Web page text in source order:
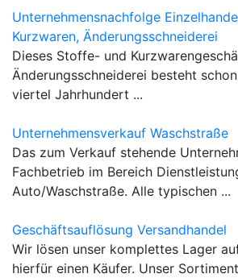
Unternehmensnachfolge
Kurzwaren, Änderungsschneiderei
Dieses Stoffe- und
Änderungsschneiderei besteht
viertel Jahrhundert ...
Unternehmensverkauf Waschstraße
Das zum Verkauf stehende
Fachbetrieb im Bereich
Auto/Waschstraße. Alle typischen ...
Geschäftsauflösung Versandhandel
Wir lösen unser komplettes Lager
hierfür einen Käufer. Unser